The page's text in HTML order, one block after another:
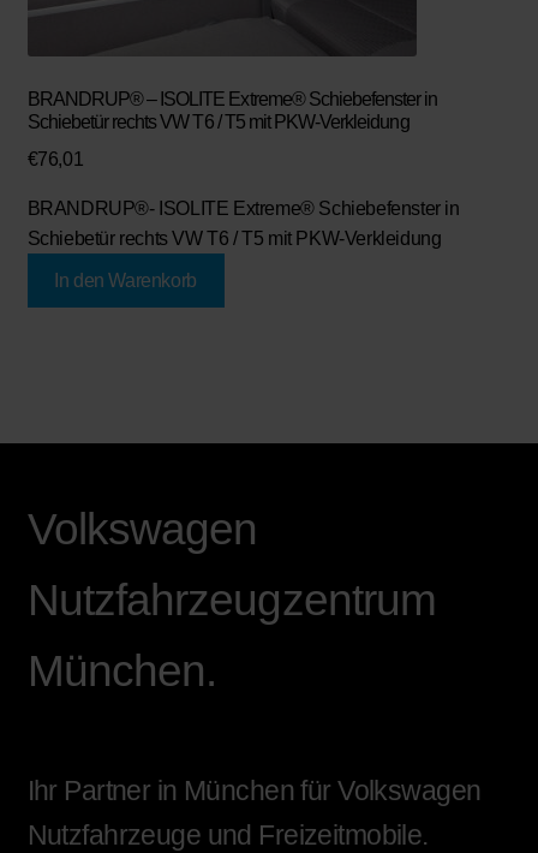
BRANDRUP® – ISOLITE Extreme® Schiebefenster in
Schiebetür rechts VW T6 / T5 mit PKW-Verkleidung
€76,01
BRANDRUP®- ISOLITE Extreme® Schiebefenster in
Schiebetür rechts VW T6 / T5 mit PKW-Verkleidung
In den Warenkorb
Volkswagen
Nutzfahrzeugzentrum
München.
Ihr Partner in München für Volkswagen
Nutzfahrzeuge und Freizeitmobile.